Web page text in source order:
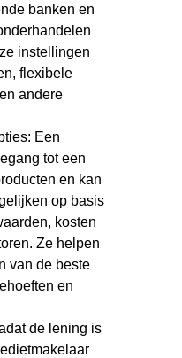
banken en
instellingen
flexibele
andere
Een
tot een
en kan
op basis
kosten
Ze helpen
van de beste
en
de lening is